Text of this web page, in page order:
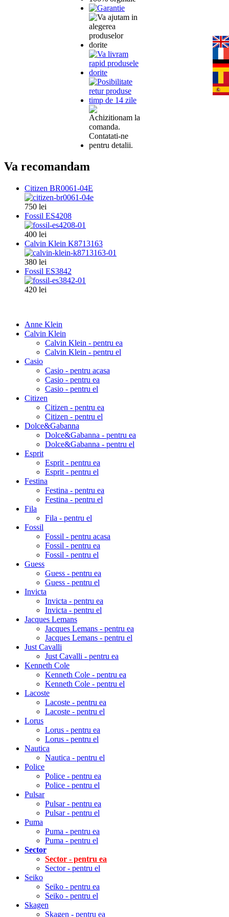
Va recomandam
Citizen BR0061-04E
750 lei
Fossil ES4208
400 lei
Calvin Klein K8713163
380 lei
Fossil ES3842
420 lei
Anne Klein
Calvin Klein
Calvin Klein - pentru ea
Calvin Klein - pentru el
Casio
Casio - pentru acasa
Casio - pentru ea
Casio - pentru el
Citizen
Citizen - pentru ea
Citizen - pentru el
Dolce&Gabanna
Dolce&Gabanna - pentru ea
Dolce&Gabanna - pentru el
Esprit
Esprit - pentru ea
Esprit - pentru el
Festina
Festina - pentru ea
Festina - pentru el
Fila
Fila - pentru el
Fossil
Fossil - pentru acasa
Fossil - pentru ea
Fossil - pentru el
Guess
Guess - pentru ea
Guess - pentru el
Invicta
Invicta - pentru ea
Invicta - pentru el
Jacques Lemans
Jacques Lemans - pentru ea
Jacques Lemans - pentru el
Just Cavalli
Just Cavalli - pentru ea
Kenneth Cole
Kenneth Cole - pentru ea
Kenneth Cole - pentru el
Lacoste
Lacoste - pentru ea
Lacoste - pentru el
Lorus
Lorus - pentru ea
Lorus - pentru el
Nautica
Nautica - pentru el
Police
Police - pentru ea
Police - pentru el
Pulsar
Pulsar - pentru ea
Pulsar - pentru el
Puma
Puma - pentru ea
Puma - pentru el
Sector
Sector - pentru ea
Sector - pentru el
Seiko
Seiko - pentru ea
Seiko - pentru el
Skagen
Skagen - pentru ea